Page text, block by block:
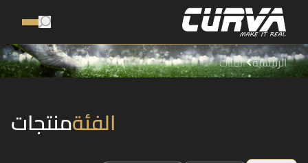
الرئيسية الفئات
الفئةمنتجات